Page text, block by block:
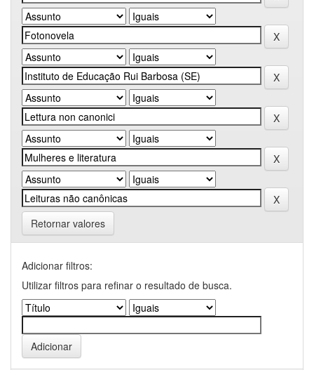
Retornar valores
Adicionar filtros:
Utilizar filtros para refinar o resultado de busca.